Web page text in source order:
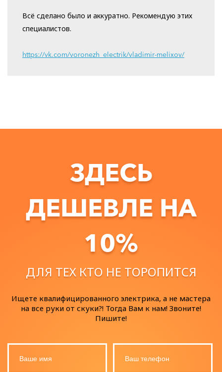
Всё сделано было и аккуратно. Рекомендую этих
специалистов.
https://vk.com/voronezh_electrik/vladimir-melixov/
ЗДЕСЬ
ДЕШЕВЛЕ НА
10%
ДЛЯ ТЕХ КТО НЕ ТОРОПИТСЯ
Ищете квалифицированного электрика, а не мастера
на все руки от скуки?! Тогда Вам к нам! Звоните!
Пишите!